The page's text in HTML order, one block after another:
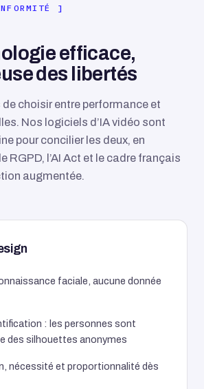
efficace,
des libertés
choisir entre performance et
Nos logiciels d’IA vidéo sont
pour concilier les deux, en
RGPD, l’AI Act et le cadre français
augmentée.
faciale, aucune donnée
: les personnes sont
des silhouettes anonymes
nécessité et proportionnalité dès